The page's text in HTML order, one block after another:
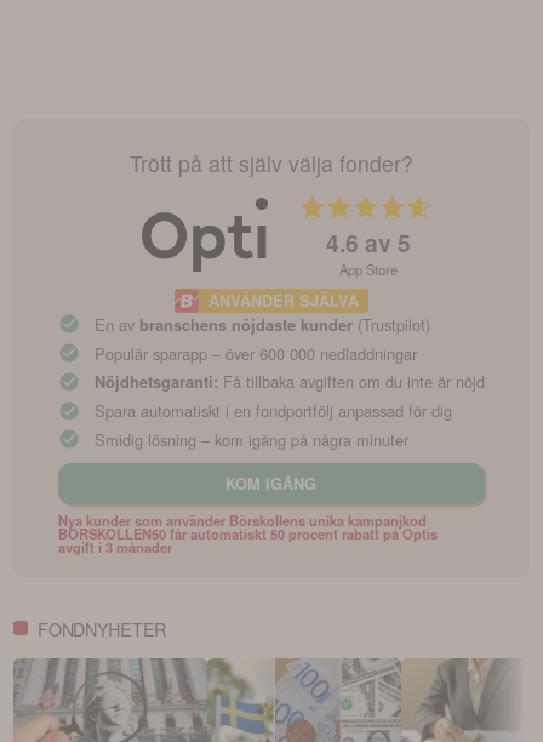
Trött på att själv välja fonder?
4.6 av 5
App Store
ANVÄNDER SJÄLVA
En av branschens nöjdaste kunder (Trustpilot)
Populär sparapp – över 600 000 nedladdningar
Nöjdhetsgaranti: Få tillbaka avgiften om du inte är nöjd
Spara automatiskt i en fondportfölj anpassad för dig
Smidig lösning – kom igång på några minuter
KOM IGÅNG
Nya kunder som använder Börskollens unika kampanjkod
BORSKOLLEN50 får automatiskt 50 procent rabatt på Optis
avgift i 3 månader
FONDNYHETER